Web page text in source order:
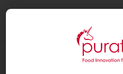
レシピラインナップ